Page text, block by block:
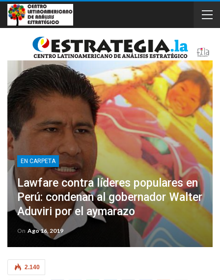
EN CARPETA
Lawfare contra líderes populares en
Perú: condenan al gobernador Walter
Aduviri por el aymarazo
On Ago 16, 2019
2.140